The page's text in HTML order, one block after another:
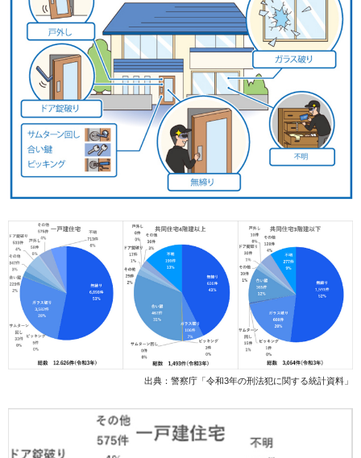
出典：警察庁「令和3年の刑法犯に関する統計資料」